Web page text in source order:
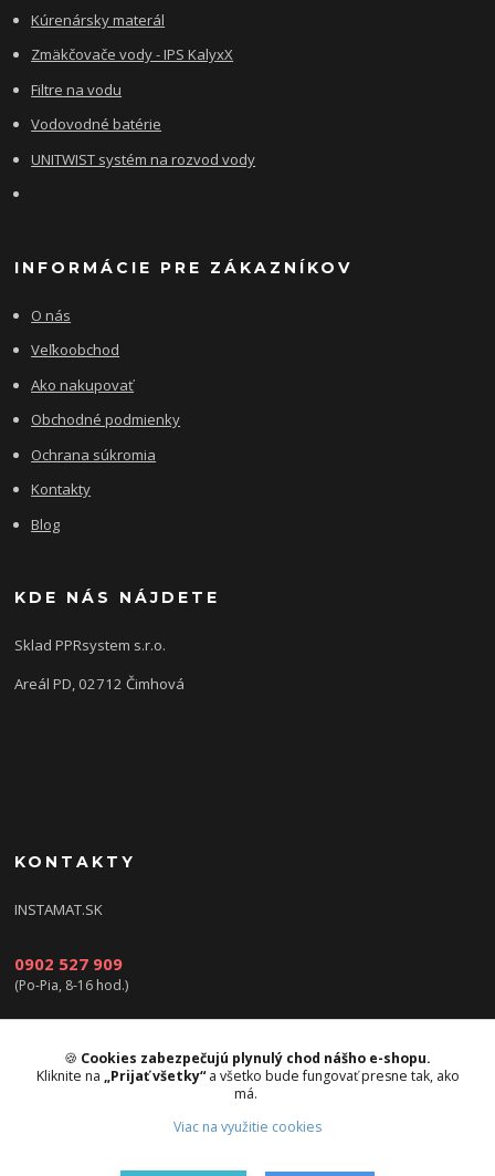
Kúrenársky materál
Zmäkčovače vody - IPS KalyxX
Filtre na vodu
Vodovodné batérie
UNITWIST systém na rozvod vody
INFORMÁCIE PRE ZÁKAZNÍKOV
O nás
Veľkoobchod
Ako nakupovať
Obchodné podmienky
Ochrana súkromia
Kontakty
Blog
KDE NÁS NÁJDETE
Sklad PPRsystem s.r.o.
Areál PD, 02712 Čimhová
KONTAKTY
INSTAMAT.SK
0902 527 909
(Po-Pia, 8-16 hod.)
info@instamat.sk
🍪 Cookies zabezpečujú plynulý chod nášho e-shopu.
Kliknite na „Prijať všetky“a všetko bude fungovať presne tak, ako
má.
Viac na využitie cookies